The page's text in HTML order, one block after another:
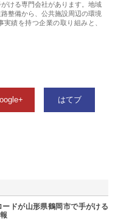
ける専門会社があります。地域
整備から、公共施設周辺の環境
実績を持つ企業の取り組みと、
はてブ
ドが山形県鶴岡市で手がける